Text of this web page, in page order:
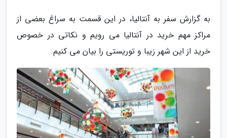
به گزارش سفر به آنتالیا، در این قسمت به سراغ بعضی از
مراکز مهم خرید در آنتالیا می رویم و نکاتی در خصوص
خرید از این شهر زیبا و توریستی را بیان می کنیم.